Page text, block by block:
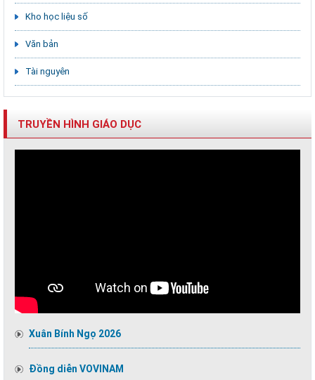
Kho học liệu số
Văn bản
Tài nguyên
TRUYỀN HÌNH GIÁO DỤC
Xuân Bính Ngọ 2026
Đồng diễn VOVINAM